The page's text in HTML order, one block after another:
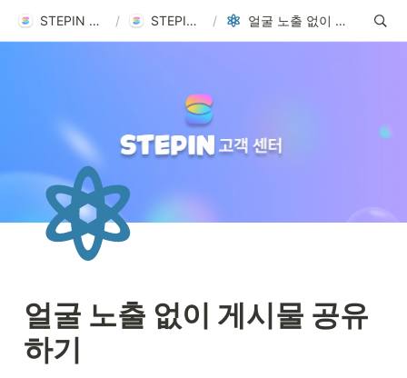
STEPIN Help Center / STEPIN 고객센터 / 얼굴 노출 없이 게시물 공유하기
얼굴 노출 없이 게시물 공유
하기